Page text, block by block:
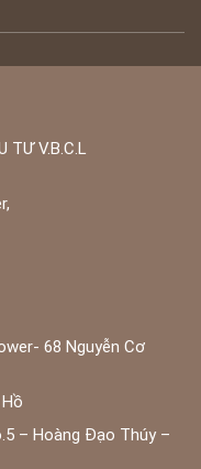
TƯ V.B.C.L
68 Nguyễn Cơ
– Hoàng Đạo Thúy –